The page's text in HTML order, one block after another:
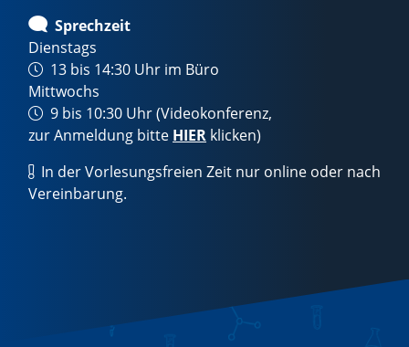
Sprechzeit
Dienstags
13 bis 14:30 Uhr im Büro
Mittwochs
9 bis 10:30 Uhr (Videokonferenz,
zur Anmeldung bitte HIER klicken)
In der Vorlesungsfreien Zeit nur online oder nach
Vereinbarung.